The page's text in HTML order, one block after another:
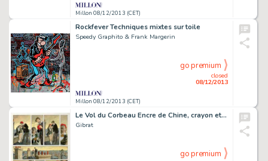
Millon 08/12/2013 (CET)
Rockfever Techniques mixtes sur toile
Speedy Graphito & Frank Margerin
Millon 08/12/2013 (CET)
closed
08/12/2013
go premium
Le Vol du Corbeau Encre de Chine, crayon et acrylique pour la planche
Gibrat
go premium